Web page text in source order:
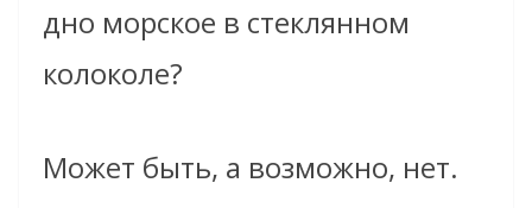
дно морское в стеклянном
колоколе?
Может быть, а возможно, нет.